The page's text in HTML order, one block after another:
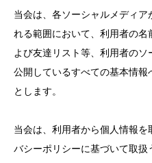
当会は、各ソーシャルメディ
れる範囲において、利用者の
よび友達リスト等、利用者の
公開しているすべての基本情
とします。
当会は、利用者から個人情報
バシーポリシーに基づいて取扱